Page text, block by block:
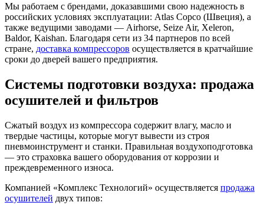
Мы работаем с брендами, доказавшими свою надежность в
российских условиях эксплуатации: Atlas Copco (Швеция), а
также ведущими заводами — Airhorse, Seize Air, Xeleron,
Baldor, Kaishan. Благодаря сети из 34 партнеров по всей
стране, доставка компрессоров осуществляется в кратчайшие
сроки до дверей вашего предприятия.
Системы подготовки воздуха: продажа
осушителей и фильтров
Сжатый воздух из компрессора содержит влагу, масло и
твердые частицы, которые могут вывести из строя
пневмоинструмент и станки. Правильная воздухоподготовка
— это страховка вашего оборудования от коррозии и
преждевременного износа.
Компанией «Комплекс Технологий» осуществляется продажа
осушителей двух типов: